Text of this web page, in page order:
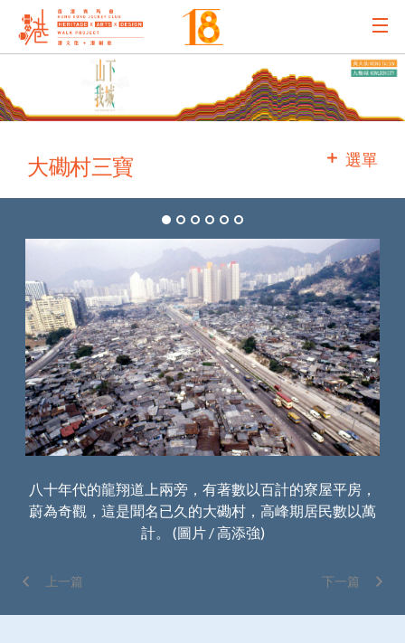
主辦機構
主要贊助
選單
大磡村三寶
八十年代的龍翔道上兩旁，有著數以百計的寮屋平房，
蔚為奇觀，這是聞名已久的大磡村，高峰期居民數以萬
計。 (圖片 / 高添強)
下一篇
上一篇